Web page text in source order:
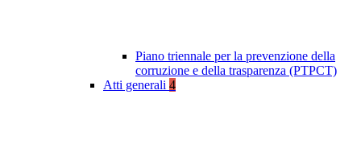
Piano triennale per la prevenzione della
corruzione e della trasparenza (PTPCT)
Atti generali 4